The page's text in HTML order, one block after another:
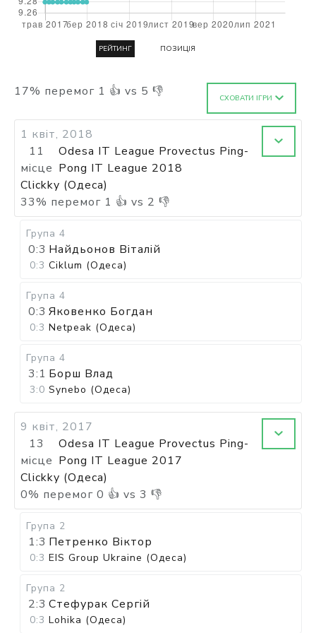
17% перемог 1 👍 vs 5 👎 СХОВАТИ ІГРИ
1 квіт, 2018
11
місце
Odesa IT League Provectus Ping-
Pong IT League 2018
Clickky (Одеса)
33% перемог 1 👍 vs 2 👎
Група 4
0:3 Найдьонов Віталій
0:3 Ciklum (Одеса)
Група 4
0:3 Яковенко Богдан
0:3 Netpeak (Одеса)
Група 4
3:1 Борш Влад
3:0 Synebo (Одеса)
9 квіт, 2017
13
місце
Odesa IT League Provectus Ping-
Pong IT League 2017
Clickky (Одеса)
0% перемог 0 👍 vs 3 👎
Група 2
1:3 Петренко Віктор
0:3 EIS Group Ukraine (Одеса)
Група 2
2:3 Стефурак Сергій
0:3 Lohika (Одеса)
РЕЙТИНГ ПОЗИЦІЯ